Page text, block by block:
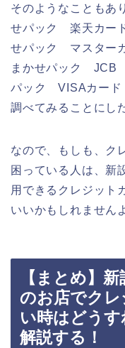
そのようなこともあ
せパック 楽天カー
せパック マスター
まかせパック JCB
パック VISAカード
調べてみることにし
なので、もしも、ク
困っている人は、新
用できるクレジット
いいかもしれません
【まとめ】
のお店でク
い時はどう
解説する！